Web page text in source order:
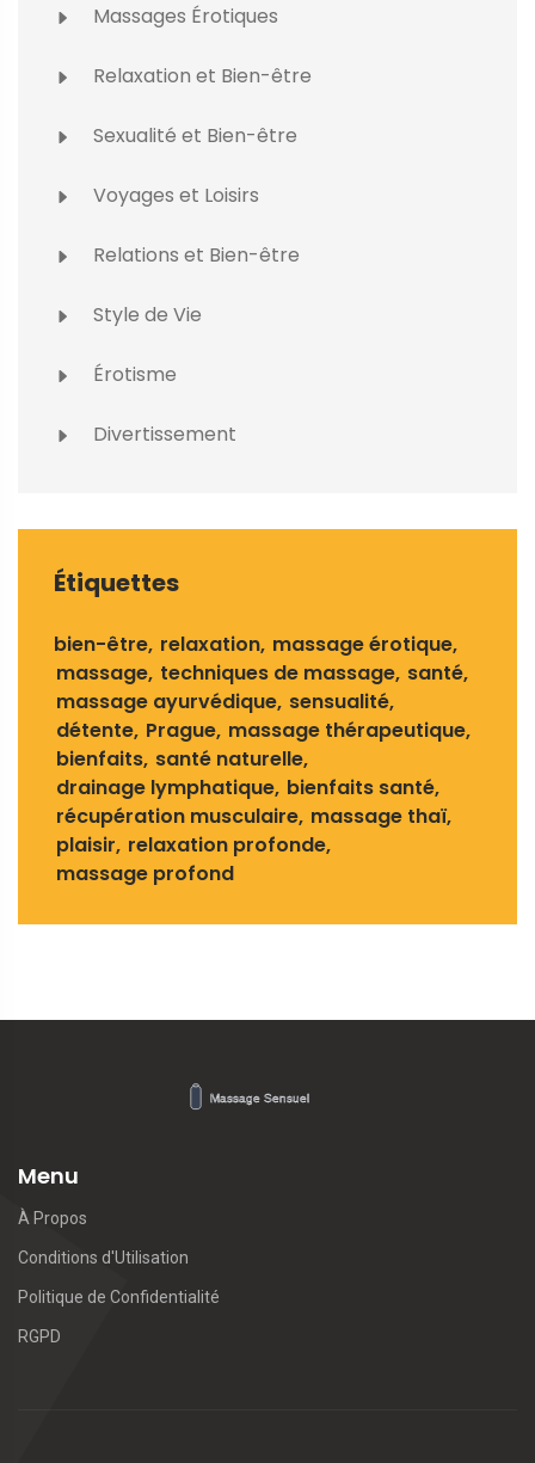
Massages Érotiques
Relaxation et Bien-être
Sexualité et Bien-être
Voyages et Loisirs
Relations et Bien-être
Style de Vie
Érotisme
Divertissement
Étiquettes
bien-être relaxation massage érotique
massage techniques de massage santé
massage ayurvédique sensualité
détente Prague massage thérapeutique
bienfaits santé naturelle
drainage lymphatique bienfaits santé
récupération musculaire massage thaï
plaisir relaxation profonde
massage profond
Menu
À Propos
Conditions d'Utilisation
Politique de Confidentialité
RGPD